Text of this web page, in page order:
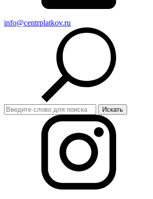
info@centrplatkov.ru